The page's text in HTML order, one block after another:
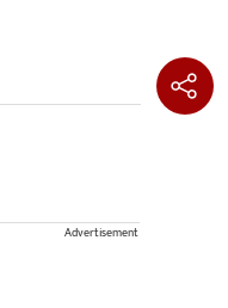
Advertisement